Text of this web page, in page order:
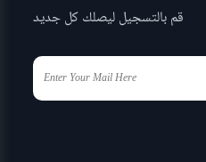
قم بالتسجيل ليصلك كل جديد